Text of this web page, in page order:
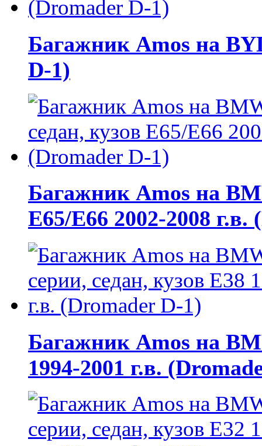
Багажник Amos на
D-1)
Багажник Amos на
E65/E66 2002-2008
Багажник Amos на
1994-2001 г.в.